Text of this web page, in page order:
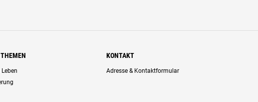
KONTAKT
Adresse & Kontaktformular